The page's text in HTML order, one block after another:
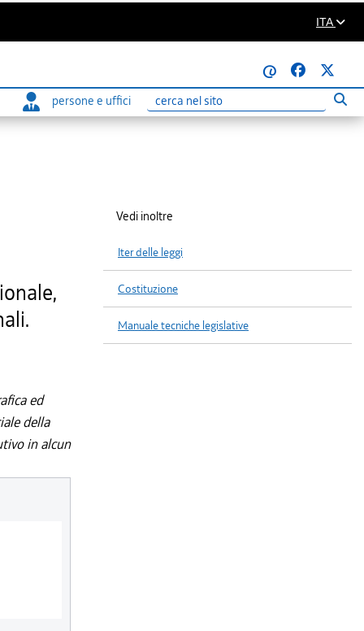
ITA
@
persone e uffici
Ricerca
ed
della
in alcun
Vedi inoltre
Iter delle leggi
Costituzione
Manuale tecniche legislative